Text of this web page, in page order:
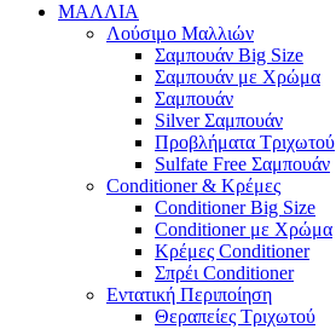
ΜΑΛΛΙΑ
Λούσιμο Μαλλιών
Σαμπουάν Big Size
Σαμπουάν με Χρώμα
Σαμπουάν
Silver Σαμπουάν
Προβλήματα Τριχωτού
Sulfate Free Σαμπουάν
Conditioner & Κρέμες
Conditioner Big Size
Conditioner με Χρώμα
Κρέμες Conditioner
Σπρέι Conditioner
Εντατική Περιποίηση
Θεραπείες Τριχωτού